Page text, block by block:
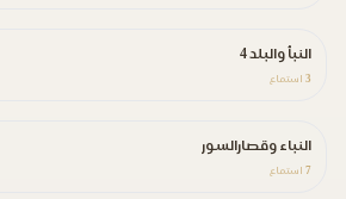
النبأ والبلد 4
3 استماع
النباء وقصارالسور
7 استماع